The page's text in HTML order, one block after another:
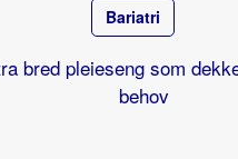
Bariatri
bred pleieseng som
behov